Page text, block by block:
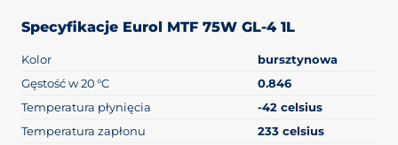
Specyfikacje Eurol MTF 75W GL-4 1L
Kolor
bursztynowa
Gęstość w 20 °C
0.846
Temperatura płynięcia
-42 celsius
Temperatura zapłonu
233 celsius